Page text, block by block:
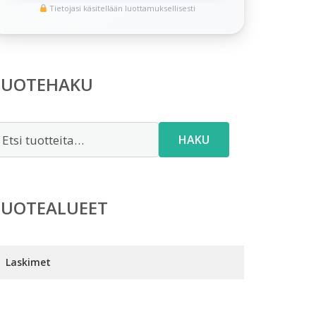
Tietojasi käsitellään luottamuksellisesti
HAKU
Laskimet